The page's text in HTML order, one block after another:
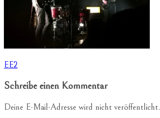
Beitragsnavigation
EE2
Schreibe einen Kommentar
Deine E-Mail-Adresse wird nicht veröffentlicht.